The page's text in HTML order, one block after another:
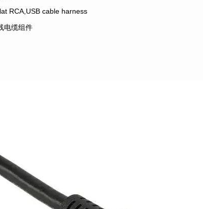
RCA,USB cable harness
电缆组件